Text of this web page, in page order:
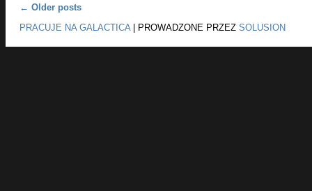
Post navigation
← Older posts
PRACUJE NA GALACTICA
PROWADZONE PRZEZ SOLUSION